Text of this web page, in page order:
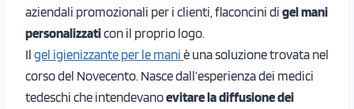
aziendali promozionali per i clienti, flaconcini di gel mani
personalizzaticon il proprio logo.
Il gel igienizzante per le mani è una soluzione trovata nel
corso del Novecento. Nasce dall’esperienza dei medici
tedeschi che intendevanoevitare la diffusione dei